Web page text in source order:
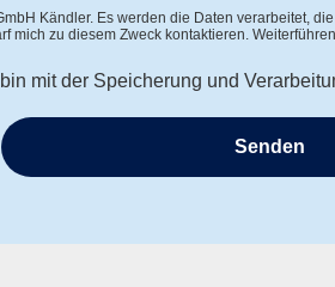
Kändler. Es werden die Daten verarbeitet,
mich zu diesem Zweck kontaktieren.
bin mit der Speicherung und